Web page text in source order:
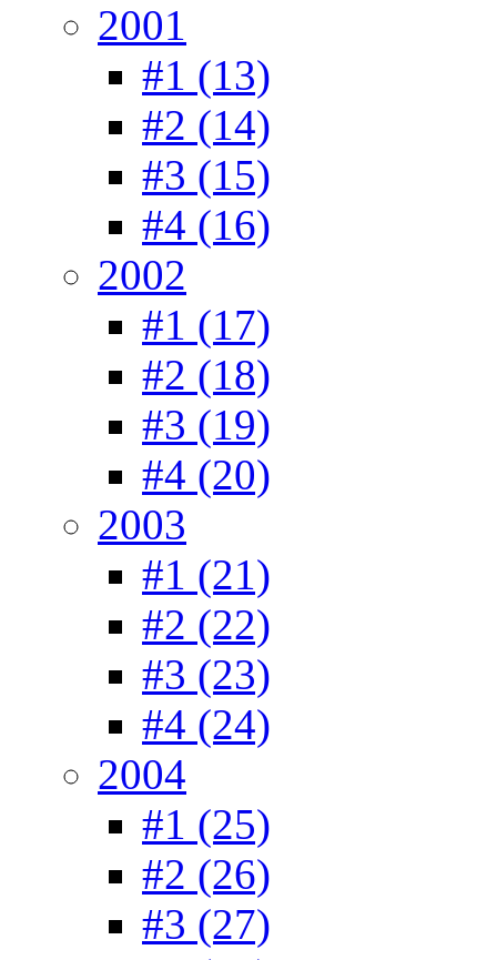
2001
#1 (13)
#2 (14)
#3 (15)
#4 (16)
2002
#1 (17)
#2 (18)
#3 (19)
#4 (20)
2003
#1 (21)
#2 (22)
#3 (23)
#4 (24)
2004
#1 (25)
#2 (26)
#3 (27)